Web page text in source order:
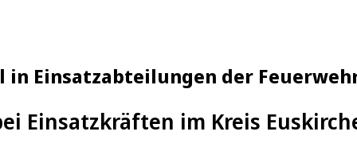
Einsatzabteilungen der
Einsatzkräften im Kreis